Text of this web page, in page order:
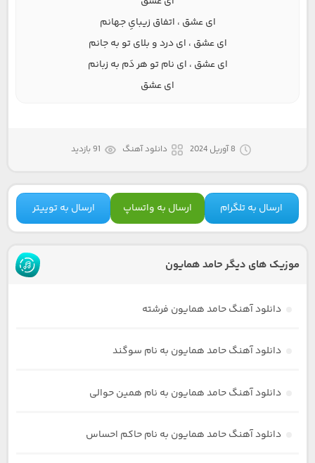
ای عشق ، اتفاق زیبایِ جهانم
ای عشق ، ای درد و بلای تو به جانم
ای عشق ، ای نام تو هر دَم به زبانم
ای عشق
8 آوریل 2024 دانلود آهنگ 91 بازدید
ارسال به تلگرام ارسال به واتساپ ارسال به توییتر
موزیک های دیگر حامد همایون
دانلود آهنگ حامد همایون فرشته
دانلود آهنگ حامد همایون به نام سوگند
دانلود آهنگ حامد همایون به نام همین حوالی
دانلود آهنگ حامد همایون به نام حاکم احساس